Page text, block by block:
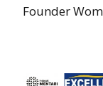
Founder